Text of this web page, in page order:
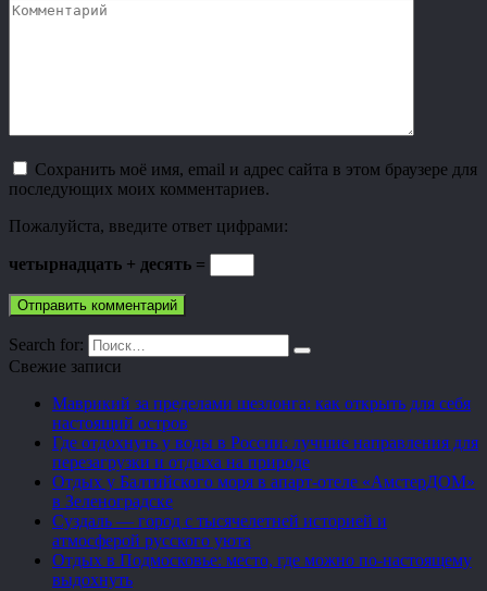
Сохранить моё имя, email и адрес сайта в этом браузере для
последующих моих комментариев.
Пожалуйста, введите ответ цифрами:
четырнадцать + десять =
Search for:
Свежие записи
Маврикий за пределами шезлонга: как открыть для себя
настоящий остров
Где отдохнуть у воды в России: лучшие направления для
перезагрузки и отдыха на природе
Отдых у Балтийского моря в апарт-отеле «АмстерДОМ»
в Зеленоградске
Суздаль — город с тысячелетней историей и
атмосферой русского уюта
Отдых в Подмосковье: место, где можно по-настоящему
выдохнуть